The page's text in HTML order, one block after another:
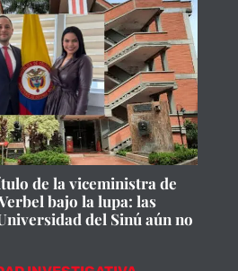
de la viceministra de
bajo la lupa: las
del Sinú aún no